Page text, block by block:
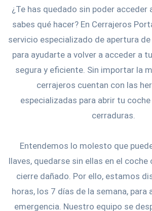
¿Te has quedado sin poder acceder
sabes qué hacer? En Cerrajeros
servicio especializado de apertura
para ayudarte a volver a acceder a
segura y eficiente. Sin importar la
cerrajeros cuentan con las
especializadas para abrir tu
cerraduras.
Entendemos lo molesto que
llaves, quedarse sin ellas en el
cierre dañado. Por ello, estamos
horas, los 7 días de la semana, para
emergencia. Nuestro equipo se